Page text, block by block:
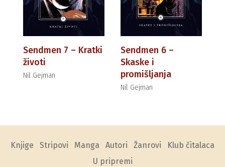
Sendmen 7 – Kratki
životi
Nil Gejman
Sendmen 6 –
Skaske i
promišljanja
Nil Gejman
Knjige Stripovi Manga Autori Žanrovi
Klub čitalaca
U pripremi